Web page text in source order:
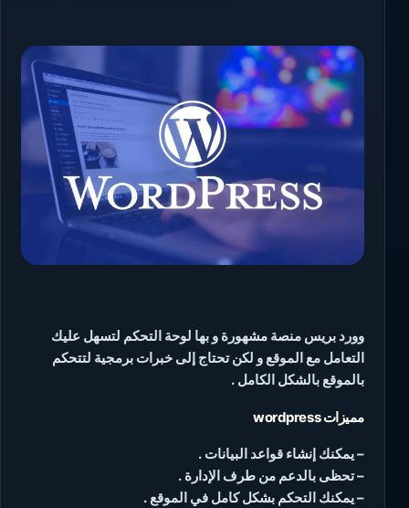
وورد بريس منصة مشهورة و بها لوحة التحكم لتسهل عليك
التعامل مع الموقع و لكن تحتاج إلى خبرات برمجية لتتحكم
بالموقع بالشكل الكامل .
مميزات wordpress
– يمكنك إنشاء قواعد البيانات .
– تحظى بالدعم من طرف الإدارة .
– يمكنك التحكم بشكل كامل في الموقع .